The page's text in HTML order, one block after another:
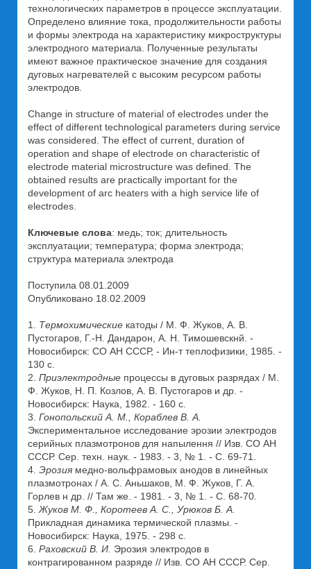
технологических параметров в процессе эксплуатации.
Определено влияние тока, продолжительности работы
и формы электрода на характеристику микроструктуры
электродного материала. Полученные результаты
имеют важное практическое значение для создания
дуговых нагревателей с высоким ресурсом работы
электродов.
Change in structure of material of electrodes under the
effect of different technological parameters during service
was considered. The effect of current, duration of
operation and shape of electrode on characteristic of
electrode material microstructure was defined. The
obtained results are practically important for the
development of arc heaters with a high service life of
electrodes.
Ключевые слова: медь; ток; длительность
эксплуатации; температура; форма электрода;
структура материала электрода
Поступила 08.01.2009
Опубликовано 18.02.2009
1. Термохимические катоды / М. Ф. Жуков, А. В.
Пустогаров, Г.-Н. Дандарон, А. Н. Тимошевскнй. -
Новосибирск: СО АН СССР, - Ин-т теплофизики, 1985. -
130 с.
2. Приэлектродные процессы в дуговых разрядах / М.
Ф. Жуков, Н. П. Козлов, А. В. Пустогаров и др. -
Новосибирск: Наука, 1982. - 160 с.
3. Гонопольский А. М., Кораблев В. А.
Экспериментальное исследование эрозии электродов
серийных плазмотронов для напылення // Изв. СО АН
СССР. Сер. техн. наук. - 1983. - 3, № 1. - С. 69-71.
4. Эрозия медно-вольфрамовых анодов в линейных
плазмотронах / А. С. Аньшаков, М. Ф. Жуков, Г. А.
Горлев н др. // Там же. - 1981. - 3, № 1. - С. 68-70.
5. Жуков М. Ф., Коротеев А. С., Урюков Б. А.
Прикладная динамика термической плазмы. -
Новосибирск: Наука, 1975. - 298 с.
6. Раховский В. И. Эрозия электродов в
контрагированном разряде // Изв. СО АН СССР. Сер.